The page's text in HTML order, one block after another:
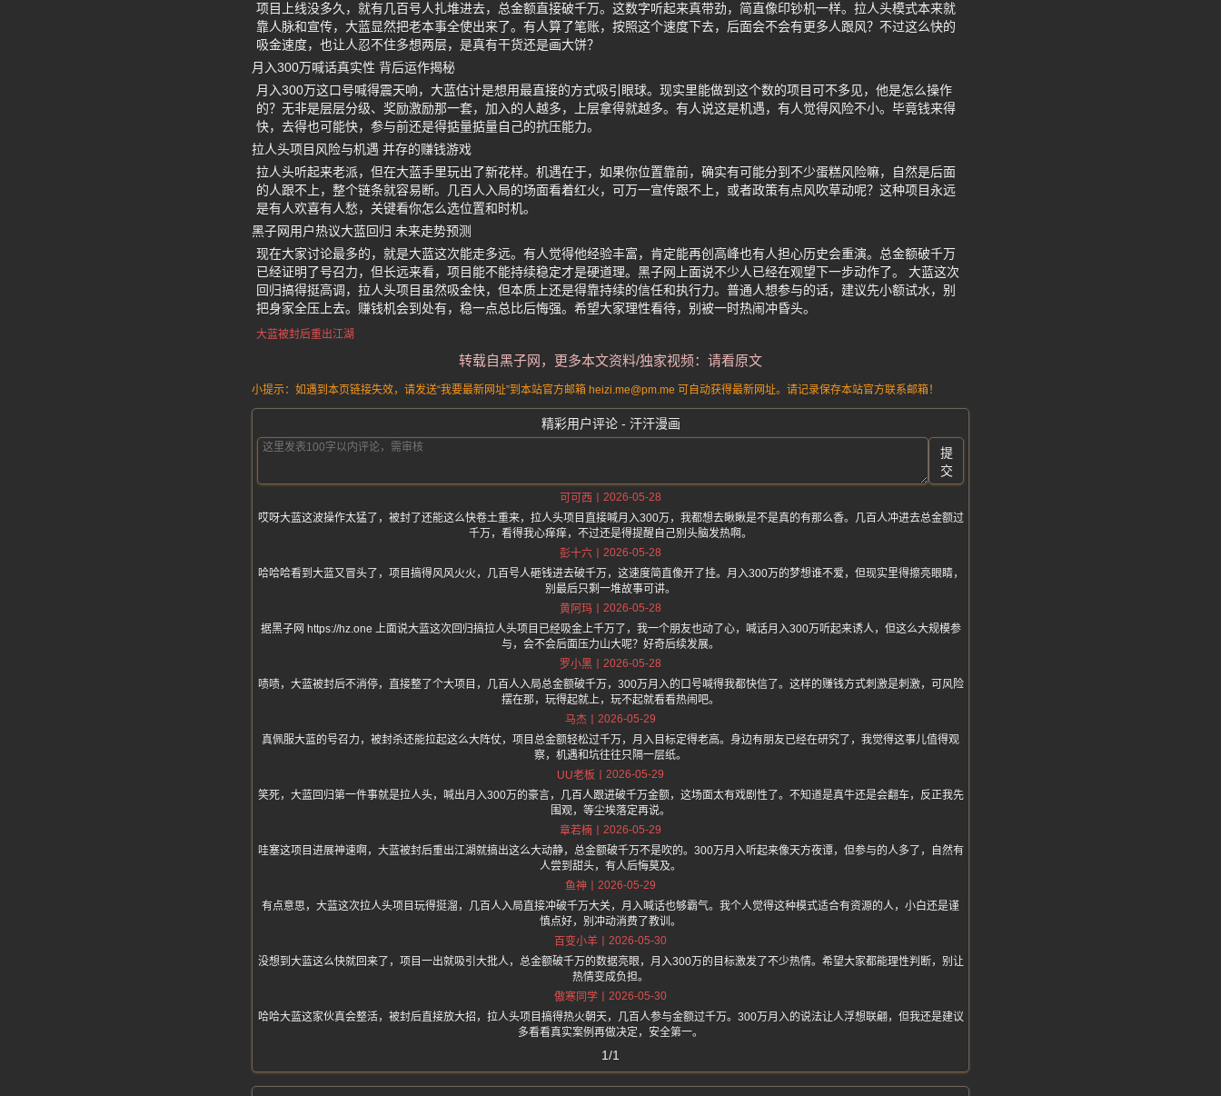
项目上线没多久，就有几百号人扎堆进去，总金额直接破千万。这数字听起来真带劲，简直像印钞机一样。拉人头模式本来就
靠人脉和宣传，大蓝显然把老本事全使出来了。有人算了笔账，按照这个速度下去，后面会不会有更多人跟风？不过这么快的
吸金速度，也让人忍不住多想两层，是真有干货还是画大饼？
月入300万喊话真实性 背后运作揭秘
月入300万这口号喊得震天响，大蓝估计是想用最直接的方式吸引眼球。现实里能做到这个数的项目可不多见，他是怎么操作
的？无非是层层分级、奖励激励那一套，加入的人越多，上层拿得就越多。有人说这是机遇，有人觉得风险不小。毕竟钱来得
快，去得也可能快，参与前还是得掂量掂量自己的抗压能力。
拉人头项目风险与机遇 并存的赚钱游戏
拉人头听起来老派，但在大蓝手里玩出了新花样。机遇在于，如果你位置靠前，确实有可能分到不少蛋糕风险嘛，自然是后面
的人跟不上，整个链条就容易断。几百人入局的场面看着红火，可万一宣传跟不上，或者政策有点风吹草动呢？这种项目永远
是有人欢喜有人愁，关键看你怎么选位置和时机。
黑子网用户热议大蓝回归 未来走势预测
现在大家讨论最多的，就是大蓝这次能走多远。有人觉得他经验丰富，肯定能再创高峰也有人担心历史会重演。总金额破千万
已经证明了号召力，但长远来看，项目能不能持续稳定才是硬道理。黑子网上面说不少人已经在观望下一步动作了。 大蓝这次
回归搞得挺高调，拉人头项目虽然吸金快，但本质上还是得靠持续的信任和执行力。普通人想参与的话，建议先小额试水，别
把身家全压上去。赚钱机会到处有，稳一点总比后悔强。希望大家理性看待，别被一时热闹冲昏头。
大蓝被封后重出江湖
转载自黑子网，更多本文资料/独家视频：请看原文
小提示：如遇到本页链接失效，请发送“我要最新网址”到本站官方邮箱 heizi.me@pm.me 可自动获得最新网址。请记录保存本站官方联系邮箱！
精彩用户评论 - 汗汗漫画
提
交
可可西
2026-05-28
哎呀大蓝这波操作太猛了，被封了还能这么快卷土重来，拉人头项目直接喊月入300万，我都想去瞅瞅是不是真的有那么香。几百人冲进去总金额过
千万，看得我心痒痒，不过还是得提醒自己别头脑发热啊。
彭十六
2026-05-28
哈哈哈看到大蓝又冒头了，项目搞得风风火火，几百号人砸钱进去破千万，这速度简直像开了挂。月入300万的梦想谁不爱，但现实里得擦亮眼睛，
别最后只剩一堆故事可讲。
黄阿玛
2026-05-28
据黑子网 https://hz.one 上面说大蓝这次回归搞拉人头项目已经吸金上千万了，我一个朋友也动了心，喊话月入300万听起来诱人，但这么大规模参
与，会不会后面压力山大呢？好奇后续发展。
罗小黑
2026-05-28
啧啧，大蓝被封后不消停，直接整了个大项目，几百人入局总金额破千万，300万月入的口号喊得我都快信了。这样的赚钱方式刺激是刺激，可风险
摆在那，玩得起就上，玩不起就看看热闹吧。
马杰
2026-05-29
真佩服大蓝的号召力，被封杀还能拉起这么大阵仗，项目总金额轻松过千万，月入目标定得老高。身边有朋友已经在研究了，我觉得这事儿值得观
察，机遇和坑往往只隔一层纸。
UU老板
2026-05-29
笑死，大蓝回归第一件事就是拉人头，喊出月入300万的豪言，几百人跟进破千万金额，这场面太有戏剧性了。不知道是真牛还是会翻车，反正我先
围观，等尘埃落定再说。
章若楠
2026-05-29
哇塞这项目进展神速啊，大蓝被封后重出江湖就搞出这么大动静，总金额破千万不是吹的。300万月入听起来像天方夜谭，但参与的人多了，自然有
人尝到甜头，有人后悔莫及。
鱼神
2026-05-29
有点意思，大蓝这次拉人头项目玩得挺溜，几百人入局直接冲破千万大关，月入喊话也够霸气。我个人觉得这种模式适合有资源的人，小白还是谨
慎点好，别冲动消费了教训。
百变小羊
2026-05-30
没想到大蓝这么快就回来了，项目一出就吸引大批人，总金额破千万的数据亮眼，月入300万的目标激发了不少热情。希望大家都能理性判断，别让
热情变成负担。
傲寒同学
2026-05-30
哈哈大蓝这家伙真会整活，被封后直接放大招，拉人头项目搞得热火朝天，几百人参与金额过千万。300万月入的说法让人浮想联翩，但我还是建议
多看看真实案例再做决定，安全第一。
1/1